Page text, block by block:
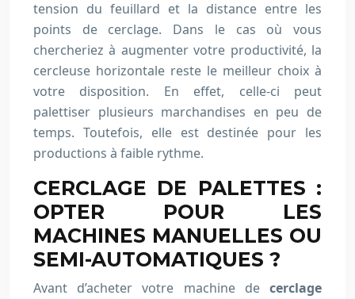
tension du feuillard et la distance entre les
points de cerclage. Dans le cas où vous
chercheriez à augmenter votre productivité, la
cercleuse horizontale reste le meilleur choix à
votre disposition. En effet, celle-ci peut
palettiser plusieurs marchandises en peu de
temps. Toutefois, elle est destinée pour les
productions à faible rythme.
CERCLAGE DE PALETTES :
OPTER POUR LES
MACHINES MANUELLES OU
SEMI-AUTOMATIQUES ?
Avant d’acheter votre machine de cerclage